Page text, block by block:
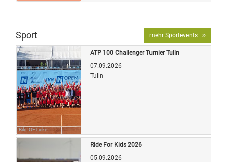
Sport mehr Sportevents
Bild: OETicket
ATP 100 Challenger Turnier Tulln
07.09.2026
Tulln
Ride For Kids 2026
05.09.2026